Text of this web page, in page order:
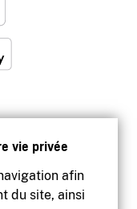
vie privée
afin
du site, ainsi